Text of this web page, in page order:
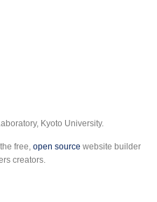
Kyoto University.
free, open source website builder
creators.